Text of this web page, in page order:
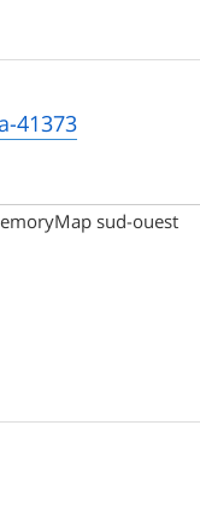
41373
sud-ouest